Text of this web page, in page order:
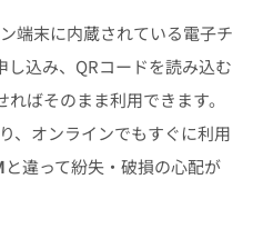
端末に内蔵されている電子チ
し込み、QRコードを読み込む
ばそのまま利用できます。
、オンラインでもすぐに利用
と違って紛失・破損の心配が